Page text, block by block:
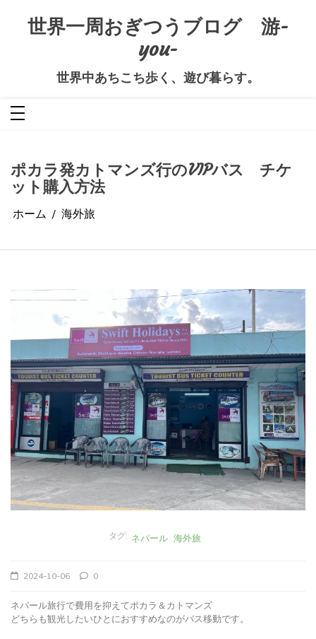
世界一周おぎつうブログ 游-
you-
世界中あちこち歩く、遊び暮らす。
ポカラ発カトマンズ行のVIPバス チケ
ット購入方法
ホーム 海外旅
タグ: ネパール 海外旅
2024-10-06 0
ネパール旅行で費用を抑えてポカラ＆カトマンズ
どちらも観光したいひとにおすすめなのがバス移動です。